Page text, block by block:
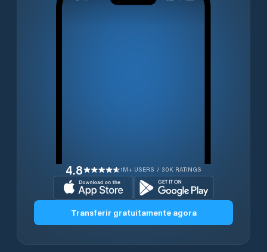
4.8 1M+ USERS / 30K RATINGS
Transferir gratuitamente agora